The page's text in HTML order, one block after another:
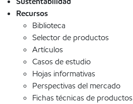
Recursos
Biblioteca
Selector de productos
Artículos
Casos de estudio
Hojas informativas
Perspectivas del mercado
Fichas técnicas de productos